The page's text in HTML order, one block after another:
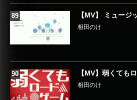
【MV】 ミュージ
相田のけ
【MV】弱くても
相田のけ